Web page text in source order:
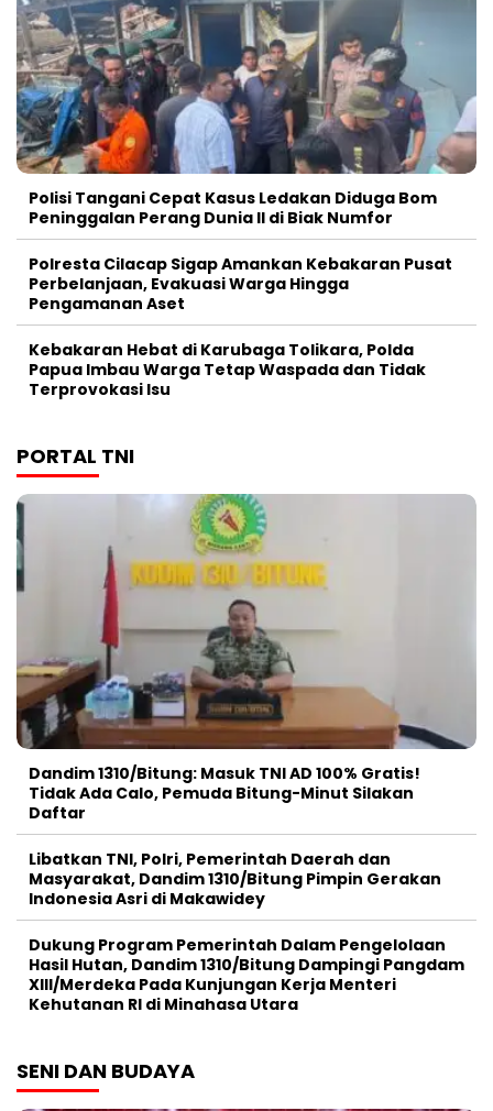
Polisi Tangani Cepat Kasus Ledakan Diduga Bom
Peninggalan Perang Dunia II di Biak Numfor
Polresta Cilacap Sigap Amankan Kebakaran Pusat
Perbelanjaan, Evakuasi Warga Hingga
Pengamanan Aset
Kebakaran Hebat di Karubaga Tolikara, Polda
Papua Imbau Warga Tetap Waspada dan Tidak
Terprovokasi Isu
PORTAL TNI
Dandim 1310/Bitung: Masuk TNI AD 100% Gratis!
Tidak Ada Calo, Pemuda Bitung-Minut Silakan
Daftar
Libatkan TNI, Polri, Pemerintah Daerah dan
Masyarakat, Dandim 1310/Bitung Pimpin Gerakan
Indonesia Asri di Makawidey
Dukung Program Pemerintah Dalam Pengelolaan
Hasil Hutan, Dandim 1310/Bitung Dampingi Pangdam
XIII/Merdeka Pada Kunjungan Kerja Menteri
Kehutanan RI di Minahasa Utara
SENI DAN BUDAYA